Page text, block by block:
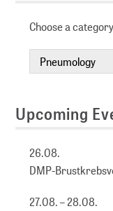
Choose a
Upcoming
26.08.
DMP-
27.08. – 28.08.